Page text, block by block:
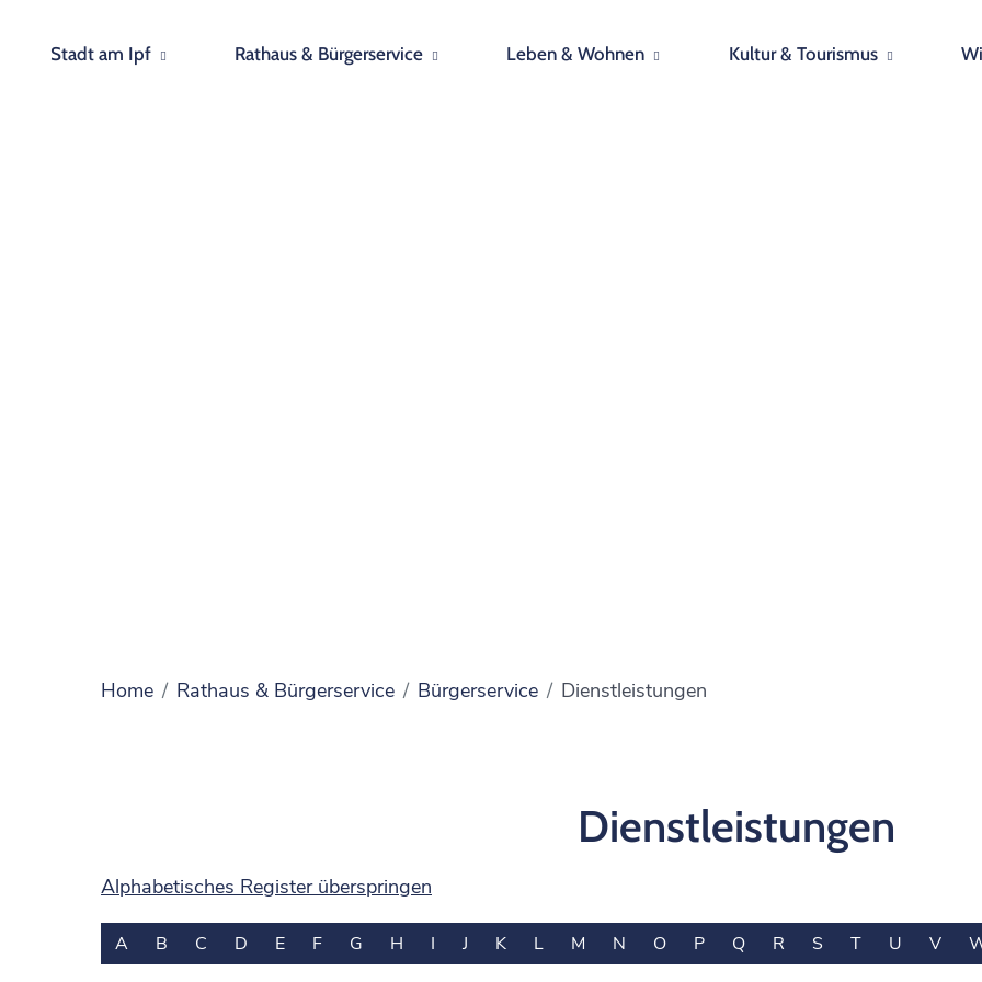
Stadt am Ipf Rathaus & Bürgerservice Leben & Wohnen Kultur & Tourismus
Home Rathaus & Bürgerservice Bürgerservice Dienstleistungen
Dienstleistungen
Alphabetisches Register überspringen
A B C D E F G H I J K L M N O P Q R S T U V